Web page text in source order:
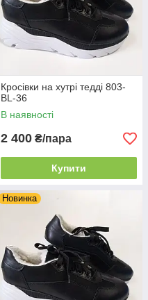
Кросівки на хутрі тедді 803-
BL-36
В наявності
2 400 ₴/пара
Купити
Новинка